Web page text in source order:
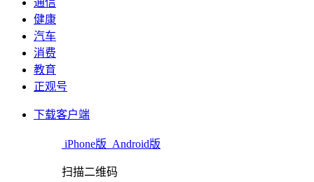
通信
健康
汽车
消费
教育
正观号
下载客户端
iPhone版 Android版
扫描二维码